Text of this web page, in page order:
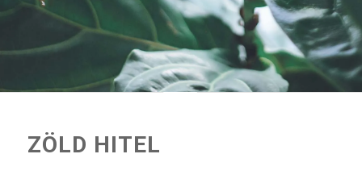
ZÖLD HITEL